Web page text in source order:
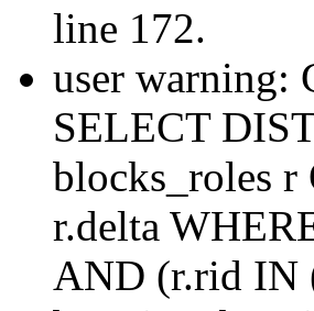
line 172.
user warning:
SELECT
blocks_roles r
r.delta
AND (r.rid IN